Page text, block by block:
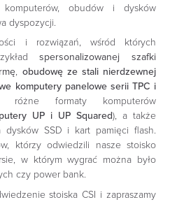
obudów i dysków
dyspozycji.
i rozwiązań, wśród których
spersonalizowanej szafki
, obudowę ze stali nierdzewnej
komputery panelowe serii TPC i
różne formaty komputerów
UP i UP Squared), a także
dysków SSD i kart pamięci flash.
którzy odwiedzili nasze stoisko
w którym wygrać można było
czy power bank.
stoiska CSI i zapraszamy